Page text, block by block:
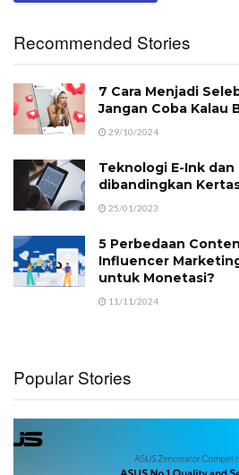
Recommended Stories
7 Cara Menjadi
Jangan Coba Kalau
29/10/2024
Teknologi E-Ink
dibandingkan
25/01/2023
5 Perbedaan
Influencer
untuk Monetasi?
11/11/2024
Popular Stories